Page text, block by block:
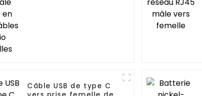
Câble USB de type C